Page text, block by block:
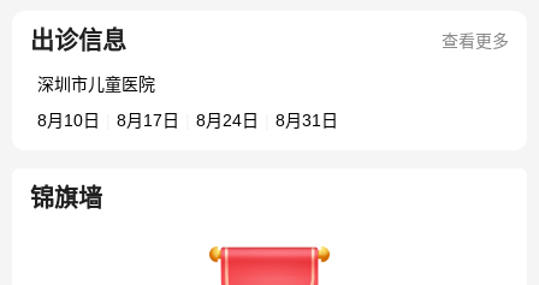
出诊信息 查看更多
深圳市儿童医院
8月10日
8月17日 8月24日 8月31日
锦旗墙